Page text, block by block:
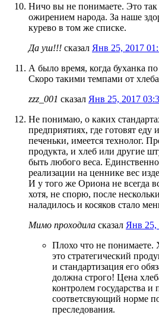
Ничо вы не понимаете. Это
ожирением народа. За наше
курево в том же списке.
Да уш!!! сказал Янв 25, 2017
А было время, когда буханка
Скоро такими темпами от хлеба
zzz_001 сказал Янв 25, 2017
Не понимаю, о каких
предприятиях, где готовят еду
печеньки, имеется технолог.
продукта, и хлеб или другие
быть любого веса.
реализации на ценнике вес
И у того же Ориона не всегда
хотя, не спорю, после
наладилось и косяков стало
Мимо проходила сказал Янв 25,
Плохо что не понимаете.
это стратегический
и стандартизация его
должна строго! Цена
контролем государства и
соответсвующий норме
преследования.